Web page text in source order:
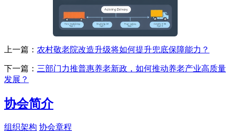
上一篇： 农村敬老院改造升级将如何提升兜底保障能力？
下一篇： 三部门力推普惠养老新政，如何推动养老产业高质量
发展？
协会简介
组织架构 协会章程